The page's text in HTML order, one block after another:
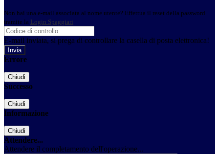
Non hai una e-mail associata al nome utente? Effettua il reset della password
tramite la Login Spaggiari
E-mail inviata, si prega di controllare la casella di posta elettronica!
Errore
Chiudi
Successo
Chiudi
Informazione
Chiudi
Attendere...
Attendere il completamento dell'operazione...